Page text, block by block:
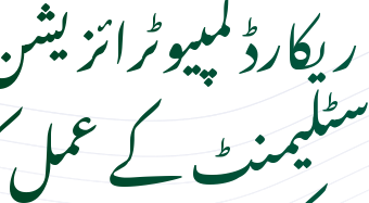
ریکارڈ
سٹلیمنٹ کے عمل